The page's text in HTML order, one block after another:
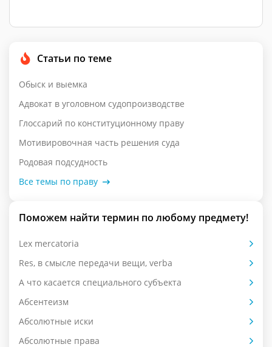
Статьи по теме
Обыск и выемка
Адвокат в уголовном судопроизводстве
Глоссарий по конституционному праву
Мотивировочная часть решения суда
Родовая подсудность
Все темы по праву
Поможем найти термин по любому предмету!
Lex mercatoria
Res, в смысле передачи вещи, verba
А что касается специального субъекта
Абсентеизм
Абсолютные иски
Абсолютные права